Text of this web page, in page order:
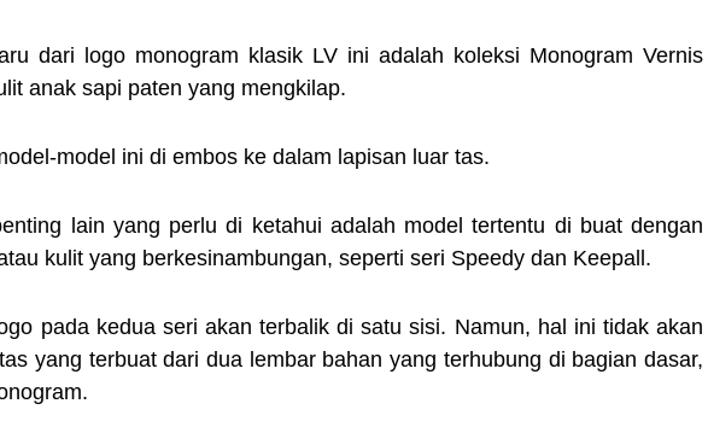
dari logo monogram klasik LV ini adalah koleksi Monogram Vernis
anak sapi paten yang mengkilap.
model ini di embos ke dalam lapisan luar tas.
lain yang perlu di ketahui adalah model tertentu di buat dengan
kulit yang berkesinambungan, seperti seri Speedy dan Keepall.
pada kedua seri akan terbalik di satu sisi. Namun, hal ini tidak akan
yang terbuat dari dua lembar bahan yang terhubung di bagian dasar,